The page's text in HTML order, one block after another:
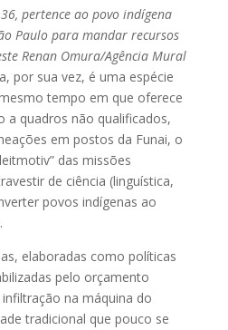
pertence ao povo indígena
Paulo para mandar recursos
Renan Omura/Agência Mural
por sua vez, é uma espécie
tempo em que oferece
a quadros não qualificados,
em postos da Funai, o
das missões
de ciência (linguística,
povos indígenas ao
elaboradas como políticas
pelo orçamento
na máquina do
tradicional que pouco se